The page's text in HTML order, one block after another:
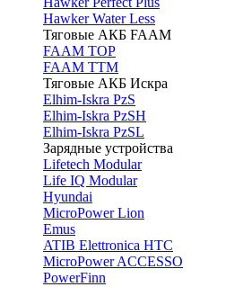
Hawker Water Less
Тяговые АКБ FAAM
FAAM TOP
FAAM TTM
Тяговые АКБ Искра
Elhim-Iskra PzS
Elhim-Iskra PzSH
Elhim-Iskra PzSL
Зарядные устройства
Lifetech Modular
Life IQ Modular
Hyundai
MicroPower Lion
Emus
ATIB Elettronica HTC
MicroPower ACCESSO
PowerFinn